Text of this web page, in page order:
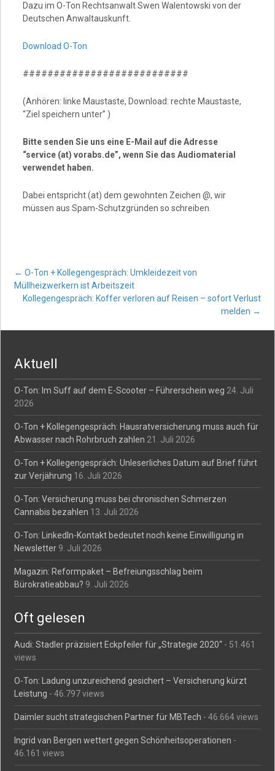
Dazu im O-Ton Rechtsanwalt Swen Walentowski von der
Deutschen Anwaltauskunft.
Download O-Ton
###########################
(Anhören: linke Maustaste, Download: rechte Maustaste,
“Ziel speichern unter” )
Bitte senden Sie uns eine E-Mail auf die Adresse
“service (at) vorabs.de”, wenn Sie das Audiomaterial
verwendet haben.
Dabei entspricht (at) dem gewohnten Zeichen @, wir
müssen aus Spam-Schutzgründen so schreiben.
Post
navigation
← O-Ton + Kollegengespräch: Umkleidezeit von
Müllheizwerkern ist Arbeitszeit
Kollegengespräch: Koffer verloren auf Reisen – sofort Verlust
melden →
Aktuell
O-Ton: Im Suff auf dem E-Scooter – Führerschein weg 24. Juli
2026
O-Ton + Kollegengespräch: Hausratversicherung muss auch für
Abwasser nach Rohrbruch zahlen 21. Juli 2026
O-Ton + Kollegengespräch: Unleserliches Datum auf Brief führt
zur Verjährung 16. Juli 2026
O-Ton: Versicherung muss bei chronischen Schmerzen
Cannabis bezahlen 13. Juli 2026
O-Ton: LinkedIn-Kontakt bedeutet noch keine Einwilligung in
Newsletter 9. Juli 2026
Magazin: Reformpaket – Befreiungsschlag beim
Bürokratieabbau? 9. Juli 2026
Oft gelesen
Audi: Stadler präzisiert Eckpfeiler für „Strategie 2020“ - 51.461
views
O-Ton: Ladung unzureichend gesichert – Versicherung kürzt
Leistung - 46.797 views
Daimler sucht strategischen Partner für MBTech - 46.664 views
Ingrid van Bergen wettert gegen Schönheitsoperationen -
46.161 views